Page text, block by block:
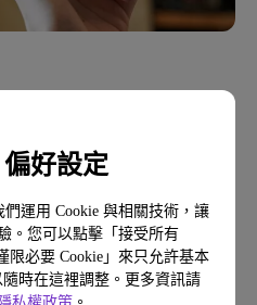
好設定
運用 Cookie 與相關技術，讓
。您可以點擊「接受所有
限必要 Cookie」來只允許基本
時在這裡調整。更多資訊請
頁面，並點選「螢幕鏡
連到同一個 wifi 的，才
境、手機系統不同，而
驟詳解：